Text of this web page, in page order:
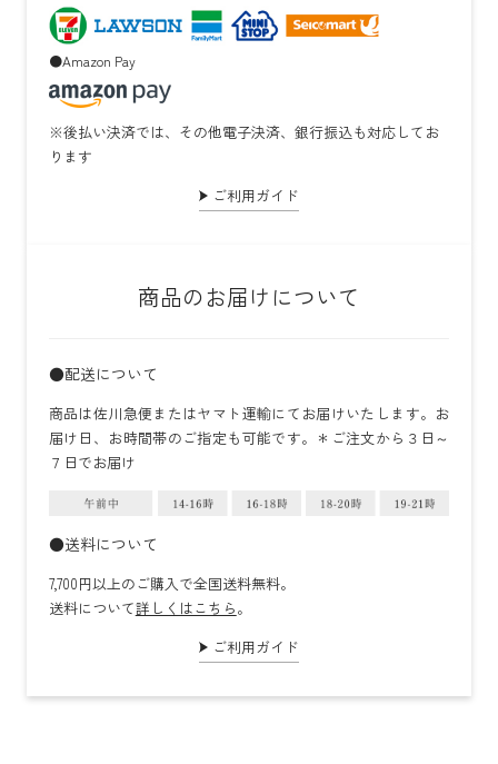
●Amazon Pay
※後払い決済では、その他電子決済、銀行振込も対応してお
ります
ご利用ガイド
商品のお届けについて
●配送について
商品は佐川急便またはヤマト運輸にてお届けいたします。お
届け日、お時間帯のご指定も可能です。＊ご注文から３日～
７日でお届け
●送料について
7,700円以上のご購入で全国送料無料。
送料について詳しくはこちら。
ご利用ガイド